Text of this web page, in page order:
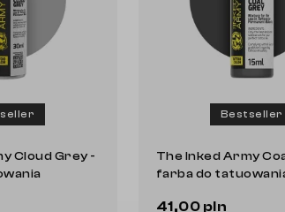
Cloud Grey -
Bestseller
The Inked Army
farba do
41,00 pln